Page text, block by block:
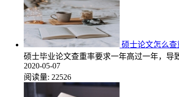
硕士论文怎么
硕士毕业论文查重率要求一年高过一年，导
2020-05-07
阅读量: 22526